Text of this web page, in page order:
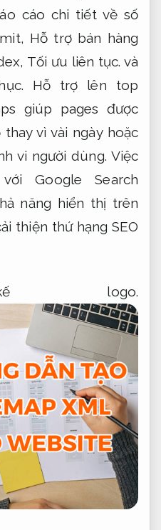
cáo chi tiết về số
Hỗ trợ bán hàng
Tối ưu liên tục. và
Hỗ trợ lên top
giúp pages được
vì vài ngày hoặc
vi người dùng. Việc
Google Search
năng hiển thị trên
thiện thứ hạng SEO
logo.